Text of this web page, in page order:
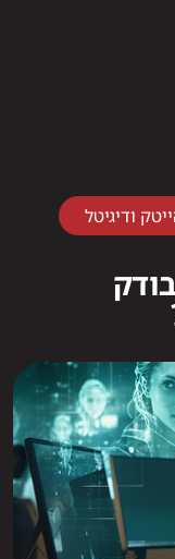
ודיגיטל